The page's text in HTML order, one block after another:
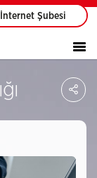
İnternet Şubesi